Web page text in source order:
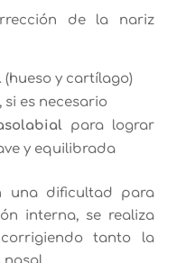
de la nariz
(hueso y cartílago)
si es necesario
para lograr
y equilibrada
una dificultad para
interna, se realiza
tanto la